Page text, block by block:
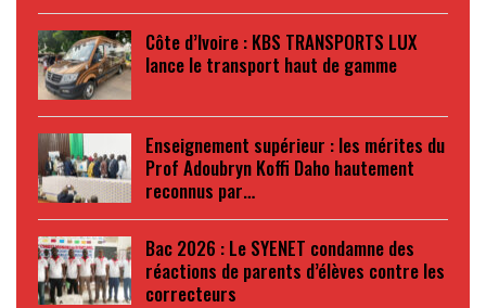
Côte d’Ivoire : KBS TRANSPORTS LUX
lance le transport haut de gamme
Enseignement supérieur : les mérites du
Prof Adoubryn Koffi Daho hautement
reconnus par…
Bac 2026 : Le SYENET condamne des
réactions de parents d’élèves contre les
correcteurs